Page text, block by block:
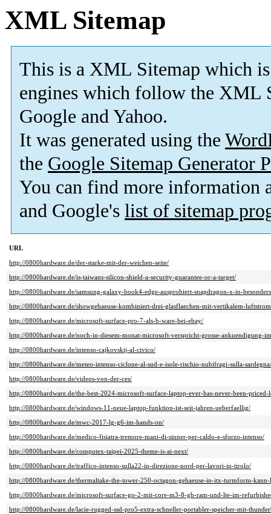
XML Sitemap
This is a XML Sitemap which is
engines which follow the XML
Google and Yahoo.
It was generated using the
the Google Sitemap Generator
You can find more information
and Google's list of sitemap
URL
http://0800hardware.de/der-starke-mit-der-weichen-seite/
http://0800hardware.de/is-taiwans-silicon-shield-a-security-guarantee-or-a-target/
http://0800hardware.de/samsung-galaxy-book4-edge-ausprobiert-snapdragon-x-in-
http://0800hardware.de/showgehaeuse-kombiniert-drei-glasflaechen-mit-vertikalem-
http://0800hardware.de/microsoft-surface-pro-7-als-b-ware-bei-ebay/
http://0800hardware.de/noch-in-diesem-monat-microsoft-verspricht-grosse-ankuendigung-
http://0800hardware.de/intenso-cajkovskij-al-civico/
http://0800hardware.de/meteo-intenso-ciclone-al-sud-e-isole-rischio-nubifragi-sulla-sardegna/
http://0800hardware.de/videos-von-der-ces/
http://0800hardware.de/the-best-2024-microsoft-surface-laptop-ever-has-never-been-
http://0800hardware.de/windows-11-neue-laptop-funktion-ist-seit-jahren-ueberfaellig/
http://0800hardware.de/mwc-2017-lg-g6-im-hands-on/
http://0800hardware.de/medico-fisiatra-tremore-mani-di-sinner-per-caldo-e-sforzo-intenso/
http://0800hardware.de/computex-taipei-2025-theme-is-ai-next/
http://0800hardware.de/traffico-intenso-sulla22-in-direzione-nord-per-lavori-in-tirolo/
http://0800hardware.de/thermaltake-the-tower-250-octagon-gehaeuse-in-itx-turmform-kann-
http://0800hardware.de/microsoft-surface-go-2-mit-core-m3-8-gb-ram-und-lte-im-
http://0800hardware.de/lacie-rugged-ssd-pro5-extra-schneller-portabler-speicher-mit-